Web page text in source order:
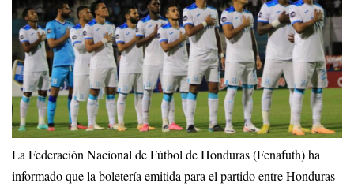
La Federación Nacional de Fútbol de Honduras (Fenafuth) ha
informado que la boletería emitida para el partido entre Honduras